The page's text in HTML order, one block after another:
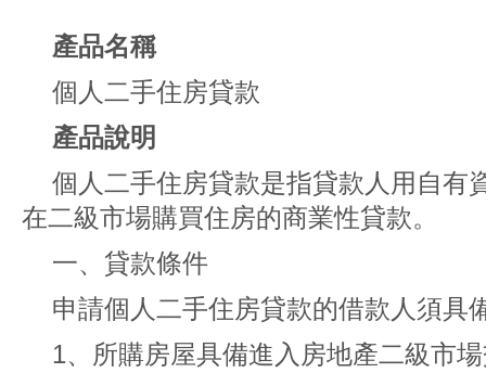
產品名稱
個人二手住房貸款
產品說明
個人二手住房貸款是指貸款人用自有
在二級市場購買住房的商業性貸款。
一、貸款條件
申請個人二手住房貸款的借款人須具
1、所購房屋具備進入房地產二級市